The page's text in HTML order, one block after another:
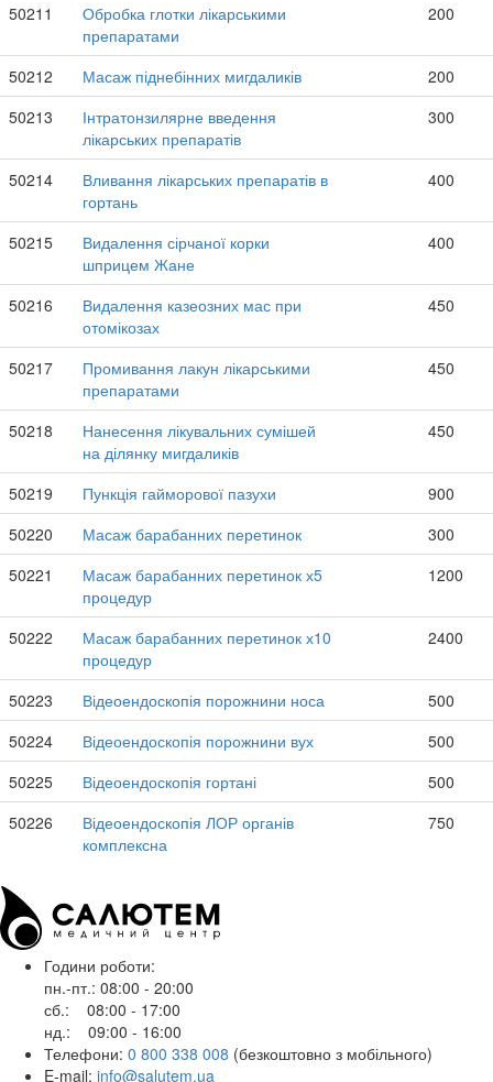
50211
Обробка глотки лікарськими
препаратами
200
50212 Масаж піднебінних мигдаликів
200
50213
Інтратонзилярне введення
лікарських препаратів
300
50214
Вливання лікарських препаратів в
гортань
400
50215
Видалення сірчаної корки
шприцем Жане
400
50216
Видалення казеозних мас при
отомікозах
450
50217
Промивання лакун лікарськими
препаратами
450
50218
Нанесення лікувальних сумішей
на ділянку мигдаликів
450
50219 Пункція гайморової пазухи
900
50220
Масаж барабанних перетинок
300
50221
Масаж барабанних перетинок х5
процедур
1200
50222
Масаж барабанних перетинок х10
процедур
2400
50223 Відеоендоскопія порожнини носа
500
50224
Відеоендоскопія порожнини вух
500
50225
Відеоендоскопія гортані
500
50226
Відеоендоскопія ЛОР органів
комплексна
750
Години роботи:
пн.-пт.: 08:00 - 20:00
сб.: 08:00 - 17:00
нд.: 09:00 - 16:00
Телефони: 0 800 338 008 (безкоштовно з мобільного)
E-mail: info@salutem.ua